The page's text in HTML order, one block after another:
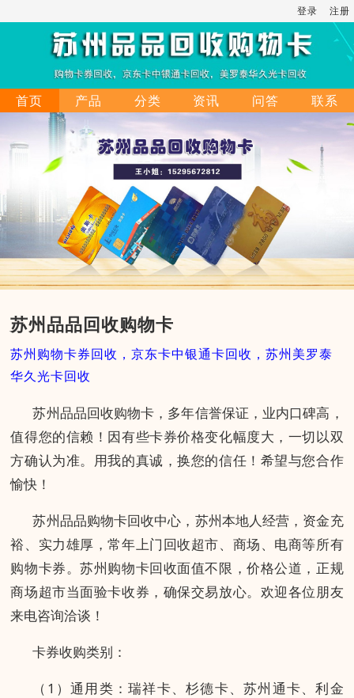
登录 注册
首页 产品 分类 资讯 问答 联系
苏州品品回收购物卡
苏州购物卡券回收，京东卡中银通卡回收，苏州美罗泰
华久光卡回收
苏州品品回收购物卡，多年信誉保证，业内口碑高，
值得您的信赖！因有些卡券价格变化幅度大，一切以双
方确认为准。用我的真诚，换您的信任！希望与您合作
愉快！
苏州品品购物卡回收中心，苏州本地人经营，资金充
裕、实力雄厚，常年上门回收超市、商场、电商等所有
购物卡券。苏州购物卡回收面值不限，价格公道，正规
商场超市当面验卡收券，确保交易放心。欢迎各位朋友
来电咨询洽谈！
卡券收购类别：
（1）通用类：瑞祥卡、杉德卡、苏州通卡、利金